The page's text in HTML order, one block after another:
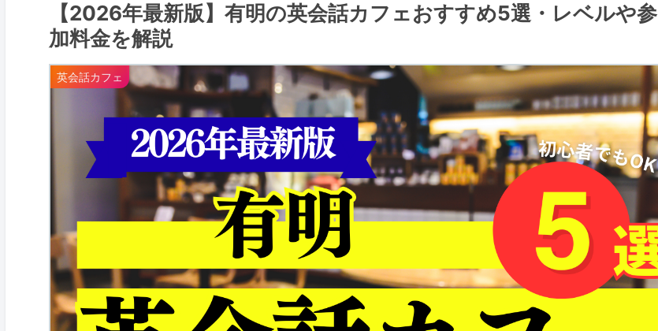
【2026年最新版】有明の英会話カフェおすすめ5選・レベルや参
加料金を解説
英会話カフェ